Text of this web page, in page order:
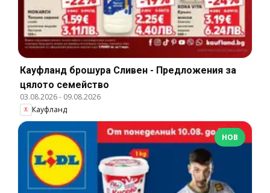
Кауфланд брошура Сливен - Предложения за
цялото семейство
03.08.2026- 09.08.2026
Кауфланд
НОВ